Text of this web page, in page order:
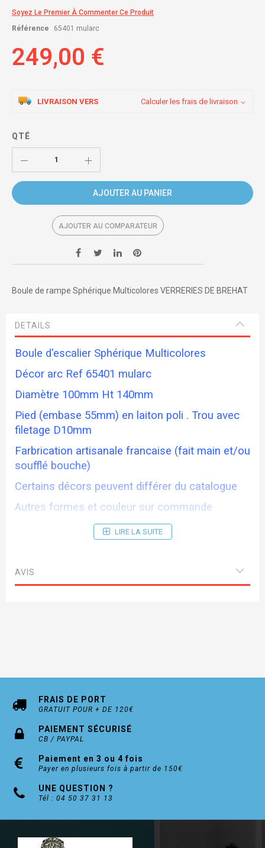
of
images
Soyez Le Premier À Commenter Ce Produit
Référence
65401 mularc
249,00 €
LIVRAISON VERS Calculer les frais de livraison
QTÉ
AJOUTER AU PANIER
AJOUTER AU COMPARATEUR
Boule de rampe Sphérique Multicolores VERRERIES DE BREHAT
DETAILS
Boule d'escalier Sphérique Multicolores
Décor arc Ref 65401 mularc
Diamètre 100mm Ht 140mm
Pied (embase 55mm) en laiton poli . Trou avec
filetage D10mm
Farbrication artisanale francaise (fait main et/ou
soufflé bouche)
Certains décors peuvent différer du catalogue
Autres formes et couleur sur commande
Photos et dimensions non contractuelles
visitez le site
LIRE LA SUITE
AVIS
FRAIS DE PORT
GRATUIT POUR + DE 120€
PAIEMENT SÉCURISÉ
CB / PAYPAL
Paiement en 3 ou 4 fois
Payer en plusieurs fois à partir de 150€
UNE QUESTION ?
Tél : 04 50 37 31 13